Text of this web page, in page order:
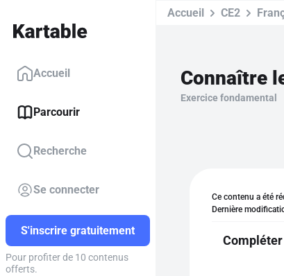
Accueil
Parcourir
Recherche
Se connecter
S'inscrire gratuitement
Pour profiter de 10 contenus
offerts.
Accueil CE2
Connaître
Exercice fondamental
Ce contenu a été
Dernière